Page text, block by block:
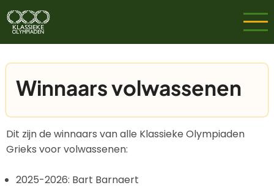
Overslaan
en
naar
inhoud
gaanWinnaars volwassenen
Dit zijn de winnaars van alle Klassieke Olympiaden
Grieks voor volwassenen:
2025-2026: Bart Barnaert